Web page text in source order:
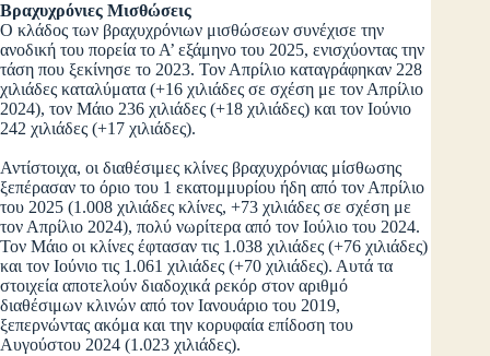
Βραχυχρόνιες Μισθώσεις
Ο κλάδος των βραχυχρόνιων μισθώσεων συνέχισε την
ανοδική του πορεία το Α’ εξάμηνο του 2025, ενισχύοντας την
τάση που ξεκίνησε το 2023. Τον Απρίλιο καταγράφηκαν 228
χιλιάδες καταλύματα (+16 χιλιάδες σε σχέση με τον Απρίλιο
2024), τον Μάιο 236 χιλιάδες (+18 χιλιάδες) και τον Ιούνιο
242 χιλιάδες (+17 χιλιάδες).
Αντίστοιχα, οι διαθέσιμες κλίνες βραχυχρόνιας μίσθωσης
ξεπέρασαν το όριο του 1 εκατομμυρίου ήδη από τον Απρίλιο
του 2025 (1.008 χιλιάδες κλίνες, +73 χιλιάδες σε σχέση με
τον Απρίλιο 2024), πολύ νωρίτερα από τον Ιούλιο του 2024.
Τον Μάιο οι κλίνες έφτασαν τις 1.038 χιλιάδες (+76 χιλιάδες)
και τον Ιούνιο τις 1.061 χιλιάδες (+70 χιλιάδες). Αυτά τα
στοιχεία αποτελούν διαδοχικά ρεκόρ στον αριθμό
διαθέσιμων κλινών από τον Ιανουάριο του 2019,
ξεπερνώντας ακόμα και την κορυφαία επίδοση του
Αυγούστου 2024 (1.023 χιλιάδες).